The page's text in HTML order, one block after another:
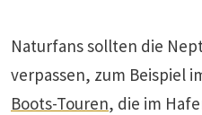
Naturfans sollten die
verpassen, zum Beispiel
Boots-Touren, die im